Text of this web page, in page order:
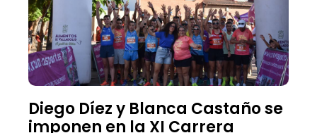
Diego Díez y Blanca Castaño se
imponen en la XI Carrera